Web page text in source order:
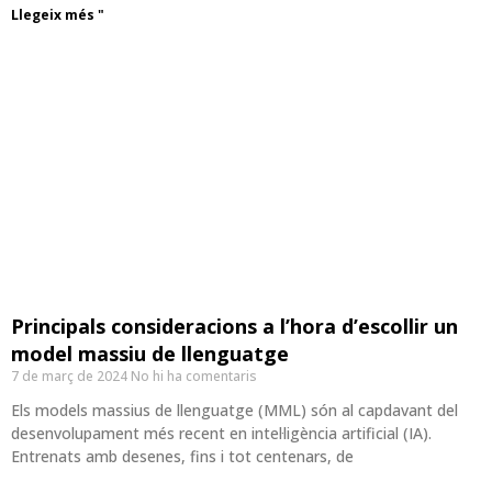
Llegeix més "
Principals consideracions a l’hora d’escollir un
model massiu de llenguatge
7 de març de 2024 No hi ha comentaris
Els models massius de llenguatge (MML) són al capdavant del
desenvolupament més recent en intel·ligència artificial (IA).
Entrenats amb desenes, fins i tot centenars, de